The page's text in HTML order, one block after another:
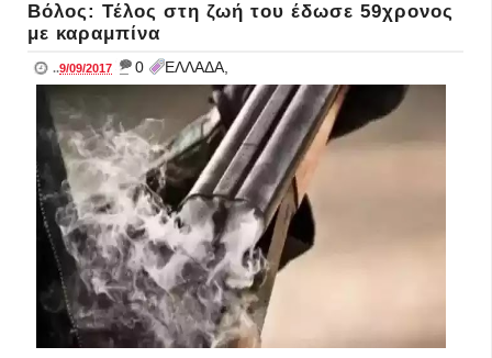
Βόλος: Τέλος στη ζωή του έδωσε 59χρονος
με καραμπίνα
..9/09/2017 _ 0 ΕΛΛΑΔΑ,